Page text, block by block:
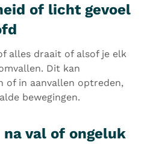
of licht gevoel
alles draait of alsof je elk
Dit kan
of in aanvallen optreden,
bewegingen.
val of ongeluk